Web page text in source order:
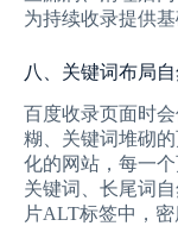
为持续收录提供基
八、关键词布局
百度收录页面时
糊、关键词堆砌
化的网站，每一
关键词、长尾词
片ALT标签中，